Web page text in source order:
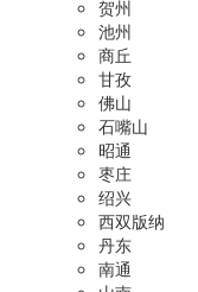
贺州
池州
商丘
甘孜
佛山
石嘴山
昭通
枣庄
绍兴
西双版纳
丹东
南通